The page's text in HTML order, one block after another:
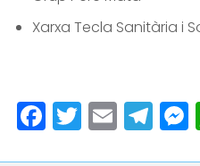
Xarxa Tecla Sanitària i
Facebook
Twitter
Email